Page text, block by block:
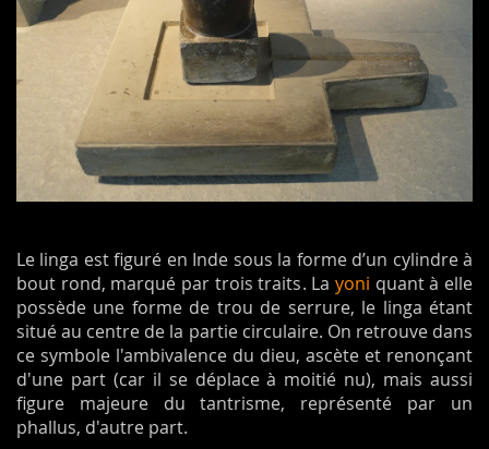
Le linga est figuré en Inde sous la forme d’un cylindre à
bout rond, marqué par trois traits. La yoni quant à elle
possède une forme de trou de serrure, le linga étant
situé au centre de la partie circulaire. On retrouve dans
ce symbole l'ambivalence du dieu, ascète et renonçant
d'une part (car il se déplace à moitié nu), mais aussi
figure majeure du tantrisme, représenté par un
phallus, d'autre part.